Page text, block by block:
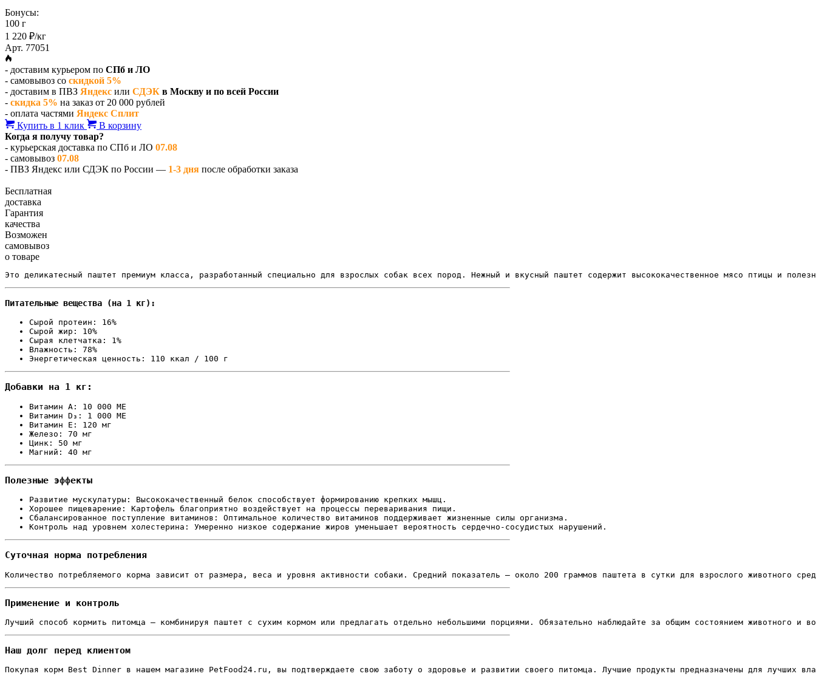
Бонусы:
100 г
1 220 ₽/кг
Арт. 77051
- доставим курьером по СПб и ЛО
- самовывоз со скидкой 5%
- доставим в ПВЗ Яндекс или СДЭК в Москву и по всей России
- скидка 5% на заказ от 20 000 рублей
- оплата частями Яндекс Сплит
Купить в 1 клик
В корзину
Когда я получу товар?
- курьерская доставка по СПб и ЛО 07.08
- самовывоз 07.08
- ПВЗ Яндекс или СДЭК по России — 1-3 дня после обработки заказа
Бесплатная
доставка
Гарантия
качества
Возможен
самовывоз
о товаре
Это деликатесный паштет премиум класса, разработанный специально для взрослых собак всех пород. Нежный и вкусный паштет содержит высококачественное мясо птицы и
Питательные вещества (на 1 кг):
Сырой протеин: 16%
Сырой жир: 10%
Сырая клетчатка: 1%
Влажность: 78%
Энергетическая ценность: 110 ккал / 100 г
Добавки на 1 кг:
Витамин A: 10 000 МЕ
Витамин D₃: 1 000 МЕ
Витамин E: 120 мг
Железо: 70 мг
Цинк: 50 мг
Магний: 40 мг
Полезные эффекты
Развитие мускулатуры: Высококачественный белок способствует формированию крепких мышц.
Хорошее пищеварение: Картофель благоприятно воздействует на процессы переваривания пищи.
Сбалансированное поступление витаминов: Оптимальное количество витаминов поддерживает жизненные силы организма.
Контроль над уровнем холестерина: Умеренно низкое содержание жиров уменьшает вероятность сердечно-сосудистых нарушений.
Суточная норма потребления
Количество потребляемого корма зависит от размера, веса и уровня активности собаки. Средний показатель – около 200 граммов паштета в сутки для взрослого животного
Применение и контроль
Лучший способ кормить питомца – комбинируя паштет с сухим кормом или предлагать отдельно небольшими порциями. Обязательно наблюдайте за общим состоянием животного и
Наш долг перед клиентом
Покупая корм Best Dinner в нашем магазине PetFood24.ru, вы подтверждаете свою заботу о здоровье и развитии своего питомца. Лучшие продукты предназначены для лучших